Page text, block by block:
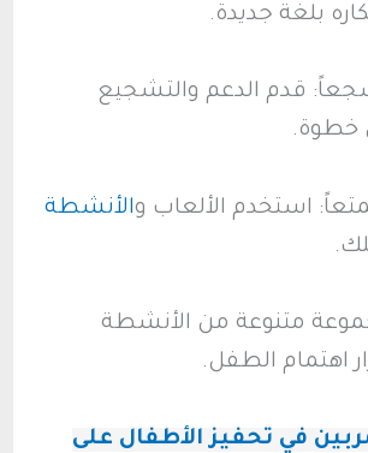
بلغة جديدة.
قدم الدعم والتشجيع
خطوة.
استخدم الألعاب والأنشطة
متنوعة من الأنشطة
اهتمام الطفل.
في تحفيز الأطفال على